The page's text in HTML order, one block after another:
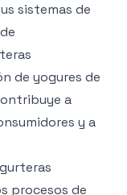
sistemas de
de yogures de
a
y a
procesos de